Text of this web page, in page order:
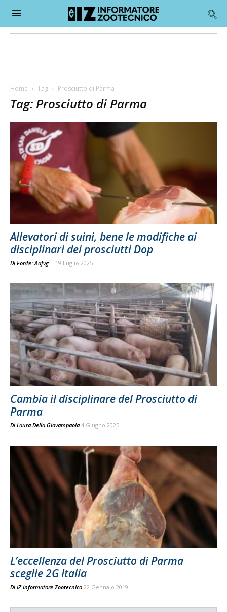
Home Tag Prosciutto di Parma
Tag: Prosciutto di Parma
Allevatori di suini, bene le modifiche ai
disciplinari dei prosciutti Dop
Di Fonte: Aafvg - 19 Luglio 2025
Cambia il disciplinare del Prosciutto di
Parma
Di Laura Della Giovampaola 4 Giugno 2025
L’eccellenza del Prosciutto di Parma
sceglie 2G Italia
Di IZ Informatore Zootecnico 22 Gennaio 2019